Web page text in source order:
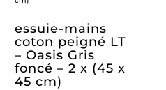
essuie-mains
coton peigné LT
– Oasis Gris
foncé – 2 x (45 x
45 cm)